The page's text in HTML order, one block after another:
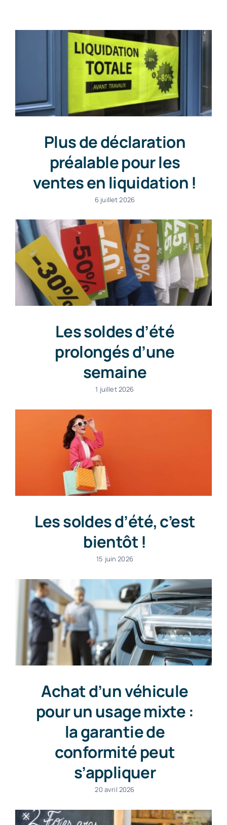
Contact
Plus de déclaration
préalable pour les
ventes en liquidation !
6 juillet 2026
Les soldes d’été
prolongés d’une
semaine
1 juillet 2026
Les soldes d’été, c’est
bientôt !
15 juin 2026
Achat d’un véhicule
pour un usage mixte :
la garantie de
conformité peut
s’appliquer
20 avril 2026